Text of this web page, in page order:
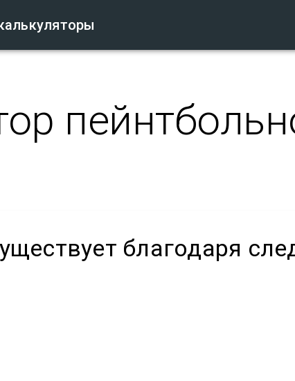
благодаря